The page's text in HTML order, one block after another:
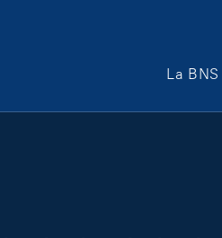
Main
La BNS